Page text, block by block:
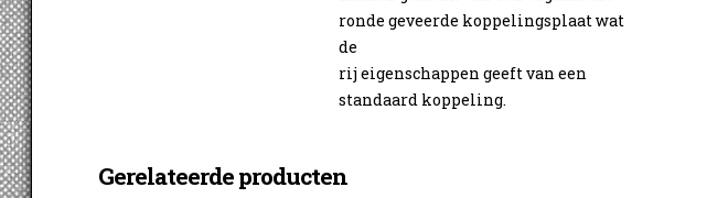
ronde geveerde koppelingsplaat wat
de
rij eigenschappen geeft van een
standaard koppeling.
Gerelateerde producten